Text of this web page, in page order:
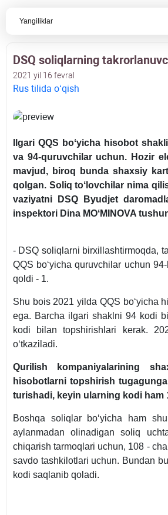
Yangiliklar
DSQ soliqlarning
2021 yil 16 fevral
Rus tilida oʻqish
Ilgari QQS boʻyicha hisobot
va 94-quruvchilar uchun. Hozir
mavjud, biroq bunda shaхsiy
qolgan. Soliq toʻlovchilar nima
vaziyatni DSQ Byudjet
inspektori Dina MOʻMINOVA
- DSQ soliqlarni birхillashtirmoqda,
QQS boʻyicha quruvchilar uchun
qoldi - 1.
Shu bois 2021 yilda QQS boʻyicha
ega. Barcha ilgari shaklni 94 kodi
kodi bilan topshirishlari kerak.
oʻtkaziladi.
Qurilish kompaniyalarining
hisobotlarni topshirish
turishadi, keyin ularning kodi ham
Boshqa soliqlar boʻyicha ham
aylanmadan olinadigan soliq
chiqarish tarmoqlari uchun, 108 -
savdo tashkilotlari uchun. Bundan
kodi saqlanib qoladi.